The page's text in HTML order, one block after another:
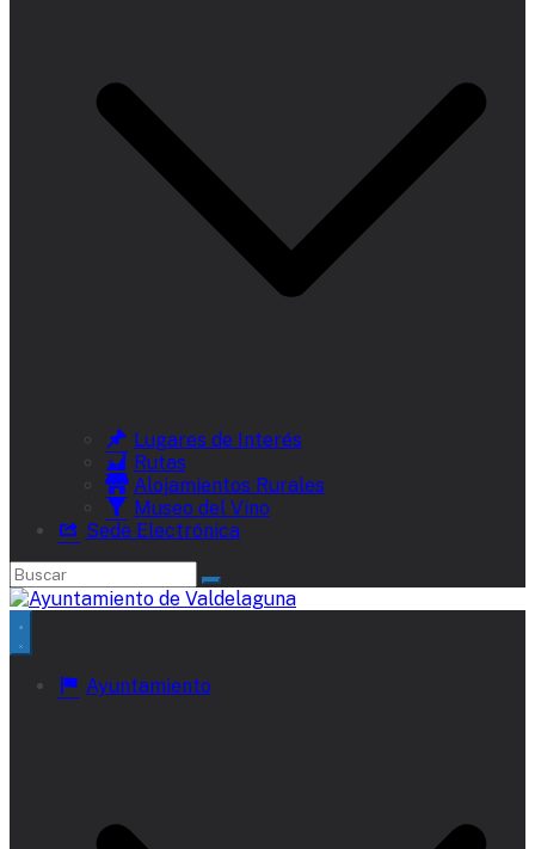
Lugares de Interés
Rutas
Alojamientos Rurales
Museo del Vino
Sede Electrónica
Ayuntamiento